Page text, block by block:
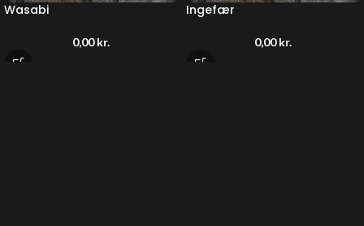
Wasabi
0,00kr.
Ingefær
0,00kr.